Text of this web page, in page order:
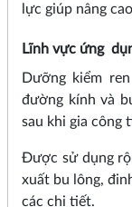
lực giúp nâng
Lĩnh vực ứng
Dưỡng kiểm
đường kính và
sau khi gia công
Được sử dụng
xuất bu lông,
các chi tiết.